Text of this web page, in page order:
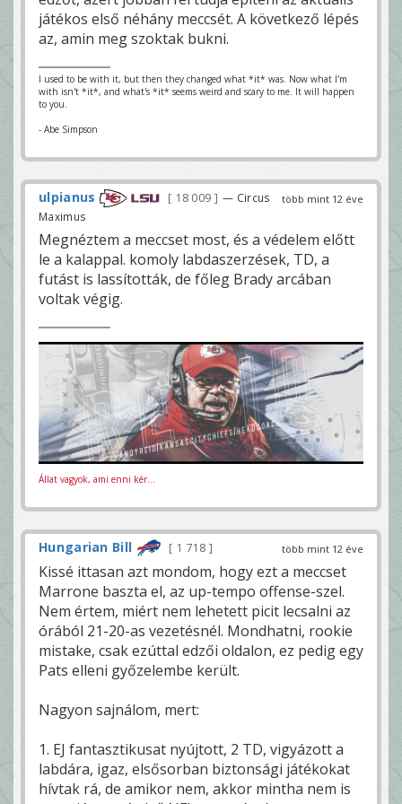
játékos első néhány meccsét. A következő lépés
az, amin meg szoktak bukni.
I used to be with it, but then they changed what *it* was. Now what I'm
with isn't *it*, and what's *it* seems weird and scary to me. It will happen
to you.
- Abe Simpson
több mint 12 éve
ulpianus 18 009
— Circus
Maximus
Megnéztem a meccset most, és a védelem előtt
le a kalappal. komoly labdaszerzések, TD, a
futást is lassították, de főleg Brady arcában
voltak végig.
Állat vagyok, ami enni kér...
több mint 12 éve
Hungarian Bill 1 718
Kissé ittasan azt mondom, hogy ezt a meccset
Marrone baszta el, az up-tempo offense-szel.
Nem értem, miért nem lehetett picit lecsalni az
órából 21-20-as vezetésnél. Mondhatni, rookie
mistake, csak ezúttal edzői oldalon, ez pedig egy
Pats elleni győzelembe került.
Nagyon sajnálom, mert:
1. EJ fantasztikusat nyújtott, 2 TD, vigyázott a
labdára, igaz, elsősorban biztonsági játékokat
hívtak rá, de amikor nem, akkor mintha nem is